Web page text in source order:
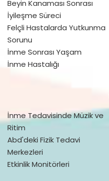
Beyin Kanaması Sonrası
İyileşme Süreci
Felçli Hastalarda Yutkunma
Sorunu
İnme Sonrası Yaşam
İnme Hastalığı
İnme Tedavisinde Müzik ve
Ritim
Abd'deki Fizik Tedavi
Merkezleri
Etkinlik Monitörleri